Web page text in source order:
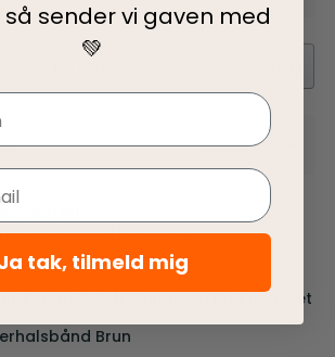
Stenfelt
af IbensHundehus
2024
Round & Soft Canadian Up Rundsyet
Brun
sender vi gaven med
💚
tak, tilmeld mig